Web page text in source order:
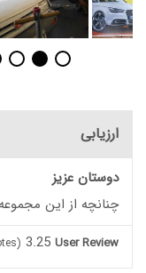
ارزیابی
دوستان عزیز
چنانچه از این
User Review
3.25